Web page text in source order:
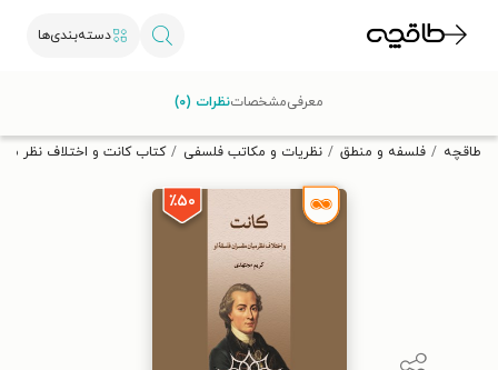
دسته‌بندی‌ها
تخفیف از طاقچه دریافت کن.
طاقچه فلسفه و منطق نظریات و مکاتب فلسفی کتاب کانت و اختلاف نظر
٪۵۰
معرفیمشخصاتنظرات (۰)